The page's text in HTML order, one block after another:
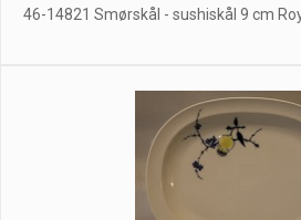
46-14821 Smørskål - sushiskål 9 cm